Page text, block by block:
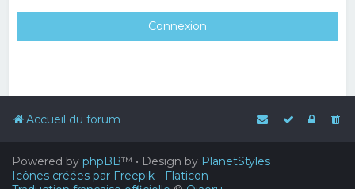
Accueil du forum
Powered by phpBB™ • Design by PlanetStyles
Icônes créées par Freepik - Flaticon